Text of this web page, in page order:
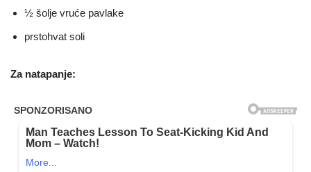
½ šolje vruće pavlake
prstohvat soli
Za natapanje: